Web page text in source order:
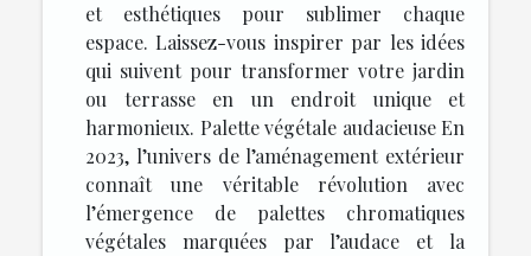
et esthétiques pour sublimer chaque
espace. Laissez-vous inspirer par les idées
qui suivent pour transformer votre jardin
ou terrasse en un endroit unique et
harmonieux. Palette végétale audacieuse En
2023, l’univers de l’aménagement extérieur
connaît une véritable révolution avec
l’émergence de palettes chromatiques
végétales marquées par l’audace et la